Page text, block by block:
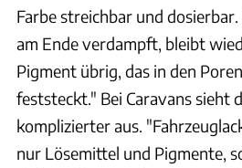
Farbe streichbar und
am Ende verdampft, bleibt
Pigment übrig, das in den
feststeckt." Bei Caravans sieht
komplizierter aus.
nur Lösemittel und Pigmente,